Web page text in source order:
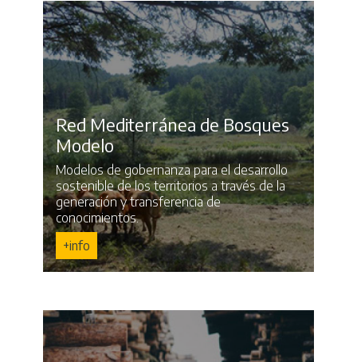
Red Mediterránea de Bosques
Modelo
Modelos de gobernanza para el desarrollo
sostenible de los territorios a través de la
generación y transferencia de
conocimientos.
+info